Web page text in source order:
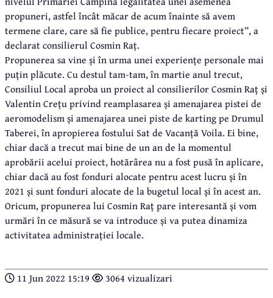
propuneri, astfel încât măcar de acum înainte să avem
termene clare, care să fie publice, pentru fiecare proiect”, a
declarat consilierul Cosmin Raț.
Propunerea sa vine și în urma unei experiențe personale mai
puțin plăcute. Cu destul tam-tam, în martie anul trecut,
Consiliul Local aproba un proiect al consilierilor Cosmin Raț și
Valentin Crețu privind reamplasarea și amenajarea pistei de
aeromodelism și amenajarea unei piste de karting pe Drumul
Taberei, în apropierea fostului Sat de Vacanță Voila. Ei bine,
chiar dacă a trecut mai bine de un an de la momentul
aprobării acelui proiect, hotărârea nu a fost pusă în aplicare,
chiar dacă au fost fonduri alocate pentru acest lucru și în
2021 și sunt fonduri alocate de la bugetul local și în acest an.
Oricum, propunerea lui Cosmin Raț pare interesantă și vom
urmări în ce măsură se va introduce și va putea dinamiza
activitatea administrației locale.
11 Jun 2022 15:19 3064 vizualizari